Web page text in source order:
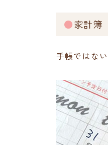
●家計簿
手帳ではな